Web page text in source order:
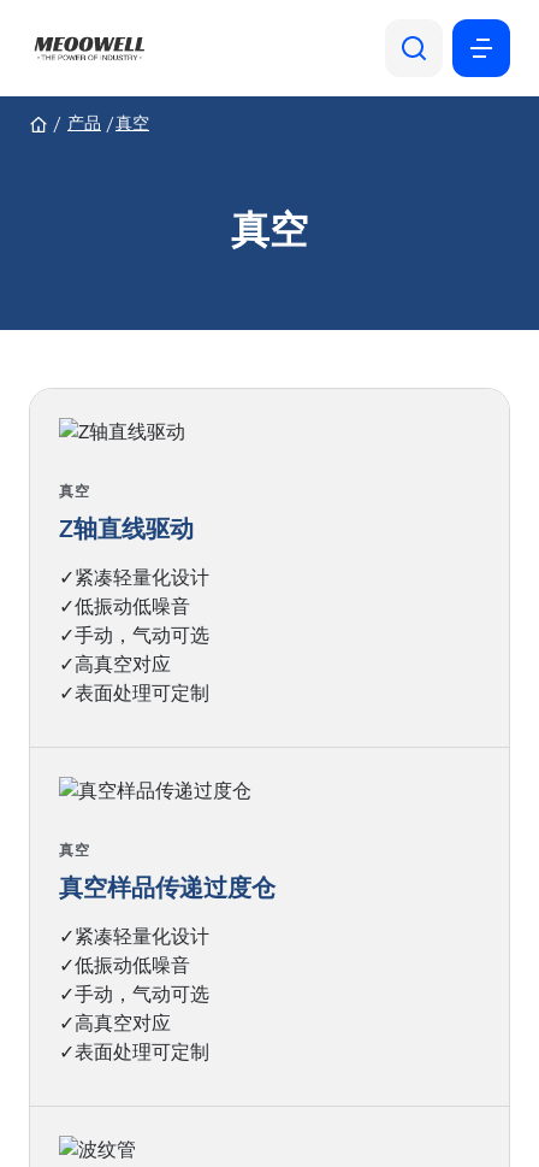
产品 真空
真空
产品组
精细化学
真空
Z轴直线驱动
✓紧凑轻量化设计
✓低振动低噪音
✓手动，气动可选
✓高真空对应
✓表面处理可定制
真空
真空样品传递过度仓
✓紧凑轻量化设计
✓低振动低噪音
✓手动，气动可选
✓高真空对应
✓表面处理可定制